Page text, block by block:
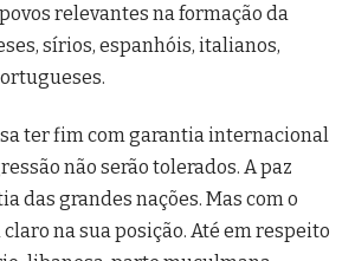
relevantes na formação da
sírios, espanhóis, italianos,
ter fim com garantia internacional
não serão tolerados. A paz
das grandes nações. Mas com o
na sua posição. Até em respeito